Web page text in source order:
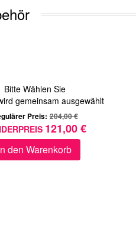
Bitte Wählen Sie
gemeinsam ausgewählt
Preis: 204,00 €
121,00 €
den Warenkorb